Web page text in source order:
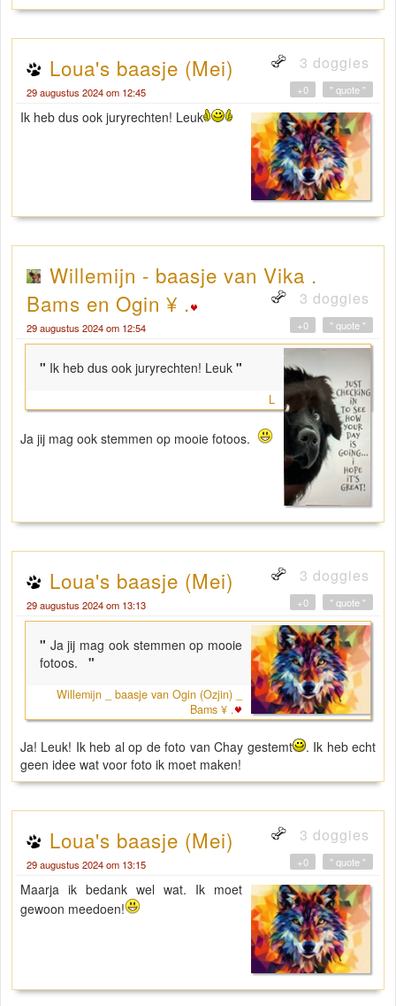
Loua's baasje (Mei) 3 doggies
29 augustus 2024 om 12:45 " quote "
+0
Ik heb dus ook juryrechten! Leuk
Willemijn - baasje van Vika .
Bams en Ogin ¥ .
3 doggies
29 augustus 2024 om 12:54 " quote "
+0
" Ik heb dus ook juryrechten! Leuk "
L
Ja jij mag ook stemmen op mooie fotoos.
Loua's baasje (Mei) 3 doggies
29 augustus 2024 om 13:13 " quote "
+0
" Ja jij mag ook stemmen op mooie
fotoos.
"
Willemijn _ baasje van Ogin (Ozjin) _
Bams ¥ .
Ja! Leuk! Ik heb al op de foto van Chay gestemt
. Ik heb echt
geen idee wat voor foto ik moet maken!
Loua's baasje (Mei) 3 doggies
29 augustus 2024 om 13:15 " quote "
+0
Maarja ik bedank wel wat. Ik moet
gewoon meedoen!